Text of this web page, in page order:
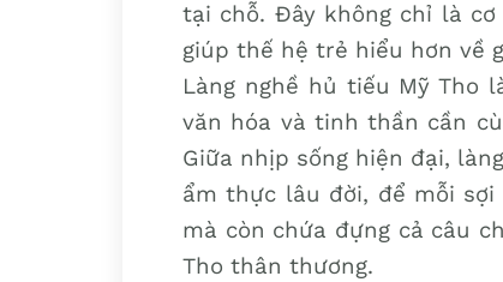
tại chỗ. Đây không chỉ là
giúp thế hệ trẻ hiểu hơn về
Làng nghề hủ tiếu Mỹ Tho
văn hóa và tinh thần cần
Giữa nhịp sống hiện đại,
ẩm thực lâu đời, để mỗi
mà còn chứa đựng cả câu
Tho thân thương.